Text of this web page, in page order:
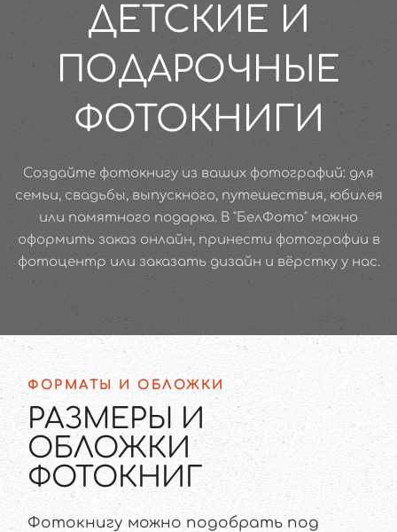
ДЕТСКИЕ И
ПОДАРОЧНЫЕ
ФОТОКНИГИ
Создайте фотокнигу из ваших фотографий: для
семьи, свадьбы, выпускного, путешествия, юбилея
или памятного подарка. В "БелФото" можно
оформить заказ онлайн, принести фотографии в
фотоцентр или заказать дизайн и вёрстку у нас.
ФОРМАТЫ И ОБЛОЖКИ
РАЗМЕРЫ И
ОБЛОЖКИ
ФОТОКНИГ
Фотокнигу можно подобрать под